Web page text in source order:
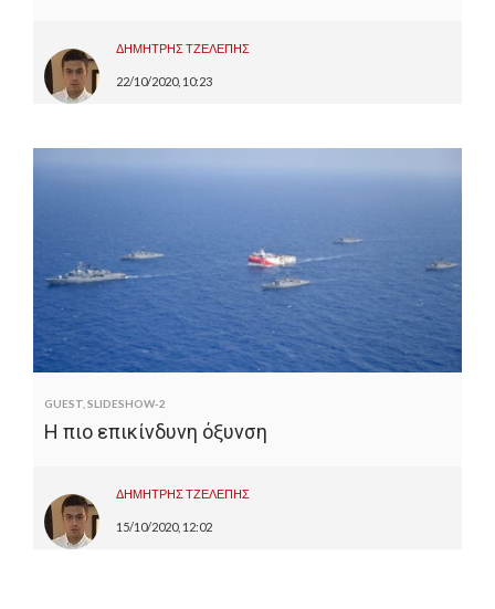
ΔΗΜΗΤΡΗΣ ΤΖΕΛΕΠΗΣ
22/10/2020, 10:23
GUEST SLIDESHOW-2
Η πιο επικίνδυνη όξυνση
ΔΗΜΗΤΡΗΣ ΤΖΕΛΕΠΗΣ
15/10/2020, 12:02